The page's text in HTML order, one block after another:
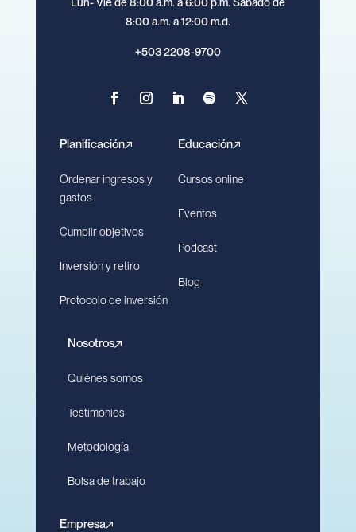
8:00 a.m. a 12:00 m.d.
+503 2208-9700
Planificación
Ordenar ingresos y
gastos
Cumplir objetivos
Inversión y retiro
Protocolo de inversión
Educación
Cursos online
Eventos
Podcast
Blog
Nosotros
Quiénes somos
Testimonios
Metodología
Bolsa de trabajo
Empresa